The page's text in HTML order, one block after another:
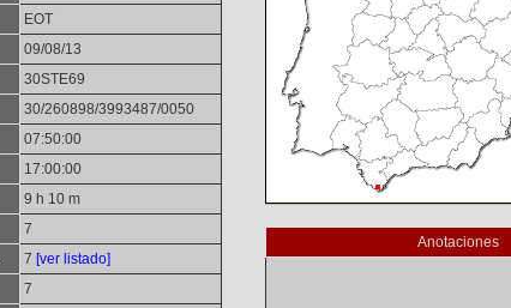
EOT
09/08/13
30STE69
30/260898/3993487/0050
07:50:00
17:00:00
9 h 10 m
7
7 [ver listado]
7
Anotaciones